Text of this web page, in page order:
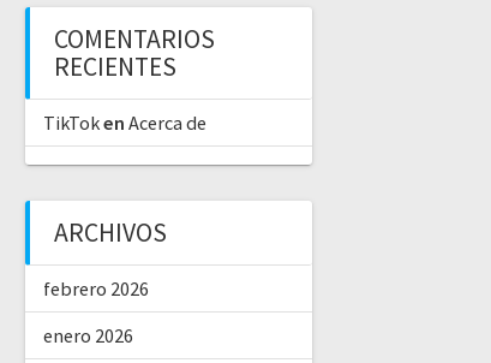
COMENTARIOS
RECIENTES
TikToken Acerca de
ARCHIVOS
febrero 2026
enero 2026